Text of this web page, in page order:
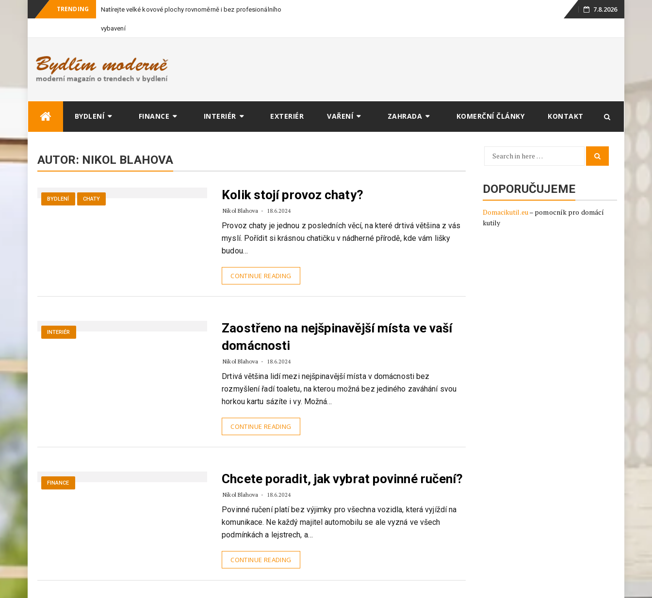
TRENDING Natírejte velké kovové plochy rovnoměrně i bez profesionálního
vybavení
Skip
7.8.2026
BYDLENÍ FINANCE INTERIÉR EXTERIÉR VAŘENÍ ZAHRADA KOMERČNÍ ČLÁNKY KONTAKT
AUTOR: NIKOL BLAHOVA
BYDLENÍ CHATY Kolik stojí provoz chaty?
Nikol Blahova 18.6.2024
Provoz chaty je jednou z posledních věcí, na které drtivá většina z vás
myslí. Pořídit si krásnou chatičku v nádherné přírodě, kde vám lišky
budou…
CONTINUE READING
INTERIÉR
Zaostřeno na nejšpinavější místa ve vaší
domácnosti
Nikol Blahova 18.6.2024
Drtivá většina lidí mezi nejšpinavější místa v domácnosti bez
rozmyšlení řadí toaletu, na kterou možná bez jediného zaváhání svou
horkou kartu sázíte i vy. Možná…
CONTINUE READING
FINANCE Chcete poradit, jak vybrat povinné ručení?
Nikol Blahova 18.6.2024
Povinné ručení platí bez výjimky pro všechna vozidla, která vyjíždí na
komunikace. Ne každý majitel automobilu se ale vyzná ve všech
podmínkách a lejstrech, a…
CONTINUE READING
Search
DOPORUČUJEME
Domacikutil.eu– pomocník pro domácí
kutily